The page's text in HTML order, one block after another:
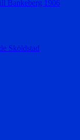
Bankeberg 1906
Sköldstad